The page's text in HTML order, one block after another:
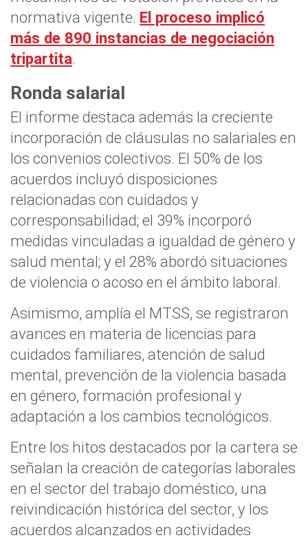
normativa vigente. El proceso implicó
más de 890 instancias de negociación
tripartita.
Ronda salarial
El informe destaca además la creciente
incorporación de cláusulas no salariales en
los convenios colectivos. El 50% de los
acuerdos incluyó disposiciones
relacionadas con cuidados y
corresponsabilidad; el 39% incorporó
medidas vinculadas a igualdad de género y
salud mental; y el 28% abordó situaciones
de violencia o acoso en el ámbito laboral.
Asimismo, amplía el MTSS, se registraron
avances en materia de licencias para
cuidados familiares, atención de salud
mental, prevención de la violencia basada
en género, formación profesional y
adaptación a los cambios tecnológicos.
Entre los hitos destacados por la cartera se
señalan la creación de categorías laborales
en el sector del trabajo doméstico, una
reivindicación histórica del sector, y los
acuerdos alcanzados en actividades